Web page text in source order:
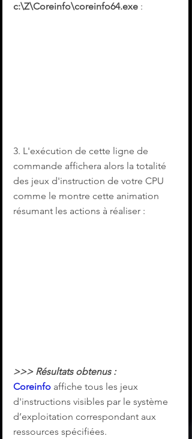
c:\Z\Coreinfo\coreinfo64.exe :
3. L'exécution de cette ligne de
commande affichera alors la totalité
des jeux d'instruction de votre CPU
comme le montre cette animation
résumant les actions à réaliser :
>>> Résultats obtenus :
Coreinfo affiche tous les jeux
d'instructions visibles par le système
d’exploitation correspondant aux
ressources spécifiées.